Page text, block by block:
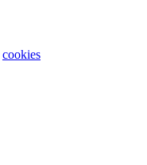
cookies